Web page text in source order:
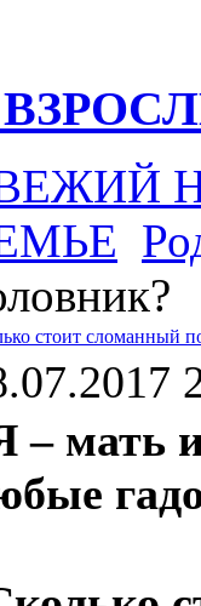
стоит сломанный
– мать